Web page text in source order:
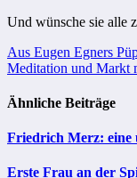
Und wünsche sie alle
Aus Eugen Egners
Meditation und Markt
Ähnliche Beiträge
Friedrich Merz: eine
Erste Frau an der